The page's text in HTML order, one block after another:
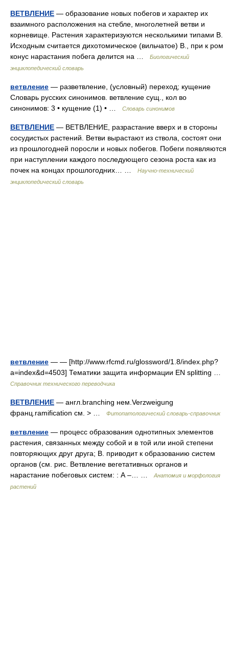
ВЕТВЛЕНИЕ — образование новых побегов и характер их
взаимного расположения на стебле, многолетней ветви и
корневище. Растения характеризуются несколькими типами В.
Исходным считается дихотомическое (вильчатое) В., при к ром
конус нарастания побега делится на …
Биологический
энциклопедический словарь
ветвление — разветвление, (условный) переход; кущение
Словарь русских синонимов. ветвление сущ., кол во
синонимов: 3 • кущение (1) • …
Словарь синонимов
ВЕТВЛЕНИЕ — ВЕТВЛЕНИЕ, разрастание вверх и в стороны
сосудистых растений. Ветви вырастают из ствола, состоят они
из прошлогодней поросли и новых побегов. Побеги появляются
при наступлении каждого последующего сезона роста как из
почек на концах прошлогодних… …
Научно-технический
энциклопедический словарь
ветвление — — [http://www.rfcmd.ru/glossword/1.8/index.php?
a=index&d=4503] Тематики защита информации EN splitting …
Справочник технического переводчика
ВЕТВЛЕНИЕ — англ.branching нем.Verzweigung
франц.ramification см. > …
Фитопатологический словарь-справочник
ветвление — процесс образования однотипных элементов
растения, связанных между собой и в той или иной степени
повторяющих друг друга; В. приводит к образованию систем
органов (см. рис. Ветвление вегетативных органов и
нарастание побеговых систем: : А –… …
Анатомия и морфология
растений